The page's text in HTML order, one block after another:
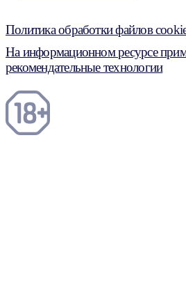
Политика обработки файлов
На информационном ресурсе
рекомендательные технологии